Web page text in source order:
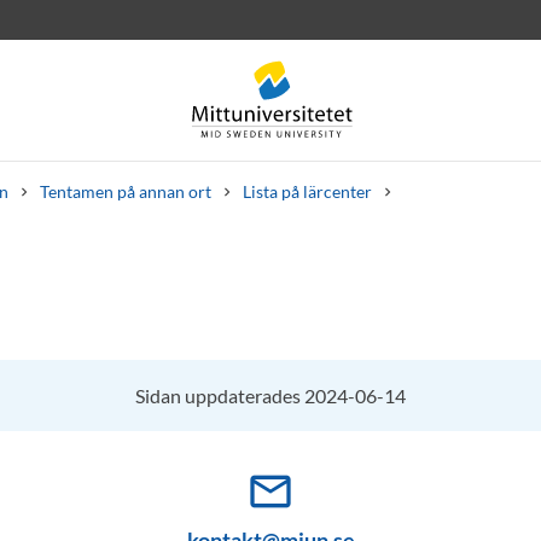
Tentamen på annan ort Lista på lärcenter
Sidan uppdaterades 2024-06-14
mail_outline